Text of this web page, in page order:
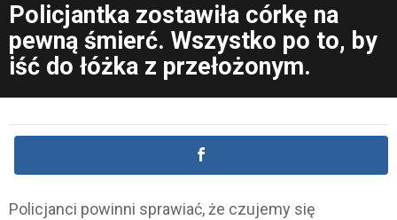
Policjantka zostawiła córkę na
pewną śmierć. Wszystko po to, by
iść do łóżka z przełożonym.
Policjanci powinni sprawiać, że czujemy się